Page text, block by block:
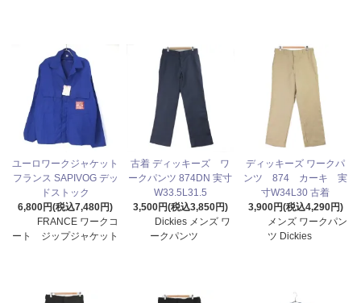
ユーロワークジャケット
フランス SAPIVOG デッ
ドストック
6,800円(税込7,480円)
FRANCE ワークコ
ート ジップジャケット
古着 ディッキーズ ワ
ークパンツ 874DN 実寸
W33.5L31.5
3,500円(税込3,850円)
Dickies メンズ ワ
ークパンツ
ディッキーズ ワークパ
ンツ 874 カーキ 実
寸W34L30 古着
3,900円(税込4,290円)
メンズ ワークパン
ツ Dickies